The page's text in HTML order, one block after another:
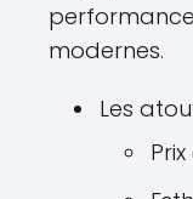
modernes.
Les